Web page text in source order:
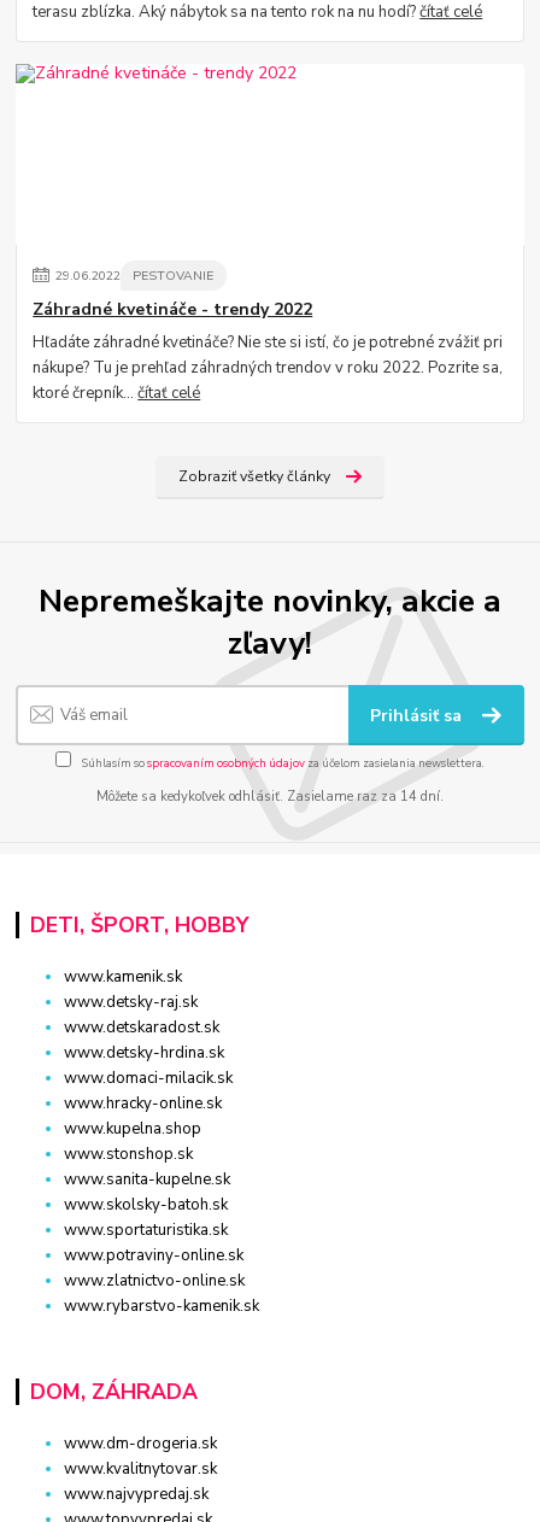
terasu zblízka. Aký nábytok sa na tento rok na nu hodí?čítať celé
29.06.2022 PESTOVANIE
Záhradné kvetináče - trendy 2022
Hľadáte záhradné kvetináče? Nie ste si istí, čo je potrebné zvážiť pri
nákupe? Tu je prehľad záhradných trendov v roku 2022. Pozrite sa,
ktoré črepník...čítať celé
Zobraziť všetky články
Nepremeškajte novinky, akcie a
zľavy!
Prihlásiť sa
Súhlasím sospracovaním osobných údajov za účelom zasielania newslettera.
Môžete sa kedykoľvek odhlásiť. Zasielame raz za 14 dní.
DETI, ŠPORT, HOBBY
www.kamenik.sk
www.detsky-raj.sk
www.detskaradost.sk
www.detsky-hrdina.sk
www.domaci-milacik.sk
www.hracky-online.sk
www.kupelna.shop
www.stonshop.sk
www.sanita-kupelne.sk
www.skolsky-batoh.sk
www.sportaturistika.sk
www.potraviny-online.sk
www.zlatnictvo-online.sk
www.rybarstvo-kamenik.sk
DOM, ZÁHRADA
www.dm-drogeria.sk
www.kvalitnytovar.sk
www.najvypredaj.sk